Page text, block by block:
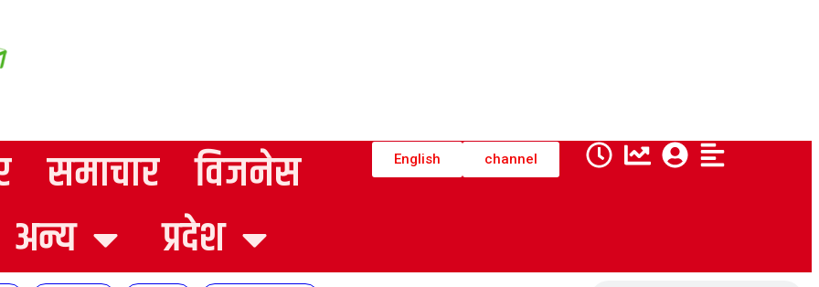
समाचार विजनेस
अन्य
प्रदेश
English channel